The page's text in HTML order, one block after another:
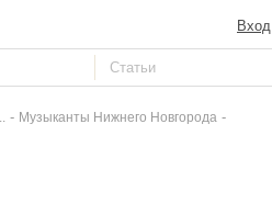
Вход
- Музыканты Нижнего Новгорода -